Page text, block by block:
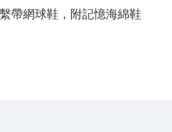
帶網球鞋，附記憶海綿鞋